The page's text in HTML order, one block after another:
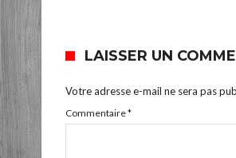
LAISSER UN
Votre adresse e-mail ne sera pas
Commentaire*